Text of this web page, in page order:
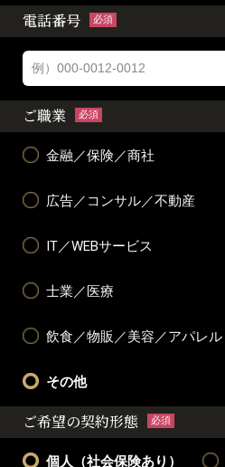
電話番号 必須
ご職業 必須
金融／保険／商社
広告／コンサル／不動産
IT／WEBサービス
士業／医療
飲食／物販／美容／アパレル
その他
ご希望の契約形態 必須
個人（社会保険あり）